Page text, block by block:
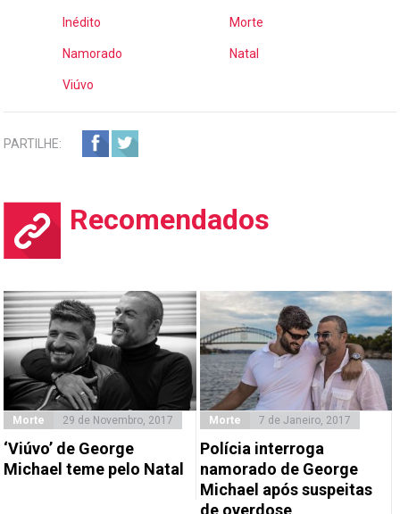
Inédito Morte
Namorado Natal
Viúvo
PARTILHE:
Recomendados
Morte 29 de Novembro, 2017
‘Viúvo’ de George
Michael teme pelo Natal
Morte 7 de Janeiro, 2017
Polícia interroga
namorado de George
Michael após suspeitas
de overdose